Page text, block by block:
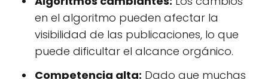
en el algoritmo pueden afectar la
visibilidad de las publicaciones, lo que
puede dificultar el alcance orgánico.
Competencia alta: Dado que muchas